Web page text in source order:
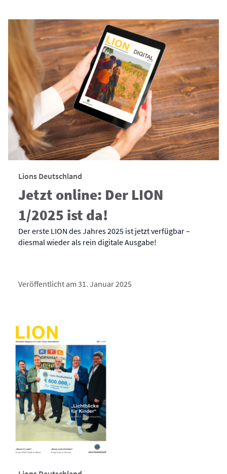
Lions Deutschland
Jetzt online: Der LION
1/2025 ist da!
Der erste LION des Jahres 2025 ist jetzt verfügbar –
diesmal wieder als rein digitale Ausgabe!
Veröffentlicht am 31. Januar 2025